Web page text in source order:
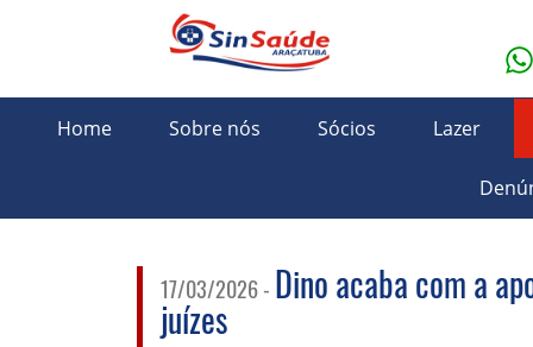
Home Sobre nós Sócios Lazer
17/03/2026 - Dino acaba com a
juízes